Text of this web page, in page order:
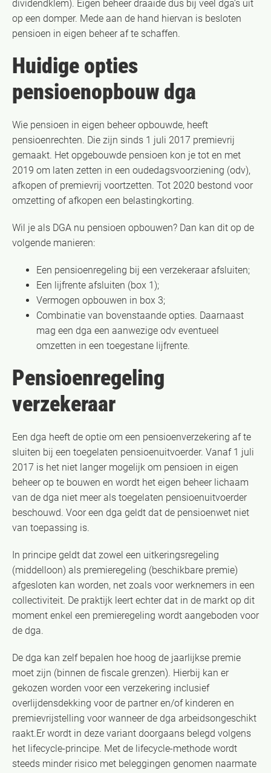
dividendklem). Eigen beheer draaide dus bij veel dga’s uit
op een domper. Mede aan de hand hiervan is besloten
pensioen in eigen beheer af te schaffen.
Huidige opties
pensioenopbouw dga
Wie pensioen in eigen beheer opbouwde, heeft
pensioenrechten. Die zijn sinds 1 juli 2017 premievrij
gemaakt. Het opgebouwde pensioen kon je tot en met
2019 om laten zetten in een oudedagsvoorziening (odv),
afkopen of premievrij voortzetten. Tot 2020 bestond voor
omzetting of afkopen een belastingkorting.
Wil je als DGA nu pensioen opbouwen? Dan kan dit op de
volgende manieren:
Een pensioenregeling bij een verzekeraar afsluiten;
Een lijfrente afsluiten (box 1);
Vermogen opbouwen in box 3;
Combinatie van bovenstaande opties. Daarnaast
mag een dga een aanwezige odv eventueel
omzetten in een toegestane lijfrente.
Pensioenregeling
verzekeraar
Een dga heeft de optie om een pensioenverzekering af te
sluiten bij een toegelaten pensioenuitvoerder. Vanaf 1 juli
2017 is het niet langer mogelijk om pensioen in eigen
beheer op te bouwen en wordt het eigen beheer lichaam
van de dga niet meer als toegelaten pensioenuitvoerder
beschouwd. Voor een dga geldt dat de pensioenwet niet
van toepassing is.
In principe geldt dat zowel een uitkeringsregeling
(middelloon) als premieregeling (beschikbare premie)
afgesloten kan worden, net zoals voor werknemers in een
collectiviteit. De praktijk leert echter dat in de markt op dit
moment enkel een premieregeling wordt aangeboden voor
de dga.
De dga kan zelf bepalen hoe hoog de jaarlijkse premie
moet zijn (binnen de fiscale grenzen). Hierbij kan er
gekozen worden voor een verzekering inclusief
overlijdensdekking voor de partner en/of kinderen en
premievrijstelling voor wanneer de dga arbeidsongeschikt
raakt.Er wordt in deze variant doorgaans belegd volgens
het lifecycle-principe. Met de lifecycle-methode wordt
steeds minder risico met beleggingen genomen naarmate